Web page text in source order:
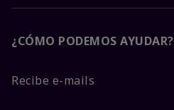
¿CÓMO PODEMOS AYUDAR?
Recibe e-mails